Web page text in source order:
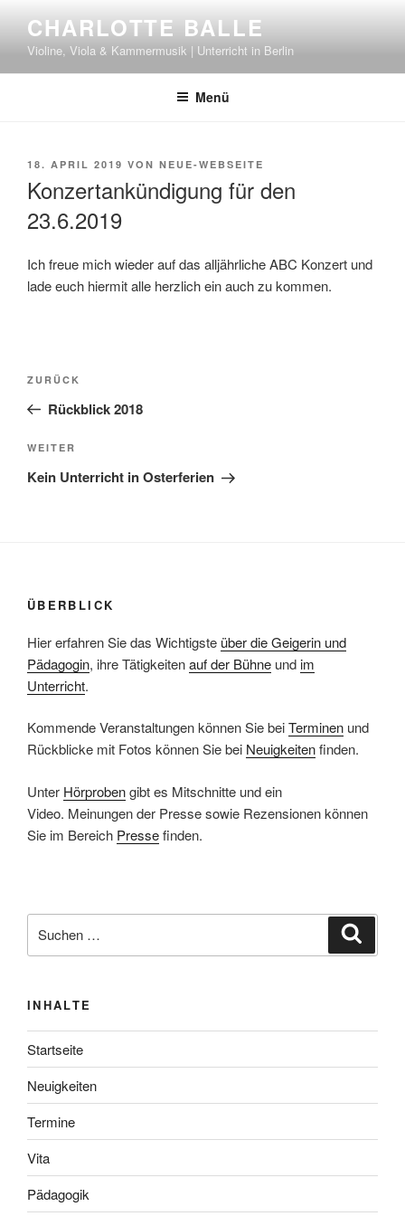
Inhalt
springen
CHARLOTTE BALLE
Violine, Viola & Kammermusik | Unterricht in Berlin
Menü
VERÖFFENTLICHT
18. APRIL 2019 VON NEUE-WEBSEITE
Konzertankündigung für den
23.6.2019
Ich freue mich wieder auf das alljährliche ABC Konzert und
lade euch hiermit alle herzlich ein auch zu kommen.
Beitragsnavigation
Vorheriger
Beitrag
ZURÜCK
Rückblick 2018
Nächster
Beitrag
WEITER
Kein Unterricht in Osterferien
ÜBERBLICK
Hier erfahren Sie das Wichtigste über die Geigerin und
Pädagogin, ihre Tätigkeitenauf der Bühne undim
Unterricht.
Kommende Veranstaltungen können Sie beiTerminen und
Rückblicke mit Fotos können Sie bei Neuigkeitenfinden.
Unter Hörprobengibt es Mitschnitte und ein
Video. Meinungen der Presse sowie Rezensionen können
Sie im Bereich Pressefinden.
nach:
INHALTE
Startseite
Neuigkeiten
Termine
Vita
Pädagogik